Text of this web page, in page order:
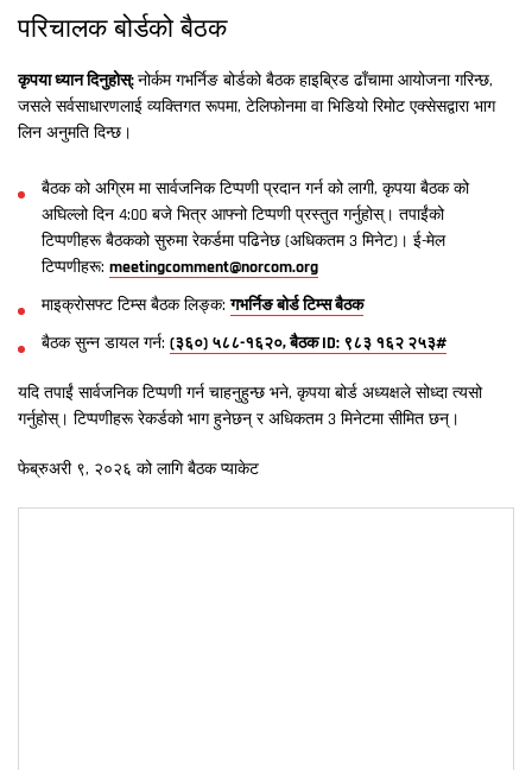
परिचालक बोर्डको बैठक
कृपया ध्यान दिनुहोस्: नोर्कम गभर्निङ बोर्डको बैठक हाइब्रिड ढाँचामा आयोजना गरिन्छ,
जसले सर्वसाधारणलाई व्यक्तिगत रूपमा, टेलिफोनमा वा भिडियो रिमोट एक्सेसद्वारा भाग
लिन अनुमति दिन्छ।
बैठक को अग्रिम मा सार्वजनिक टिप्पणी प्रदान गर्न को लागी, कृपया बैठक को
अघिल्लो दिन 4:00 बजे भित्र आफ्नो टिप्पणी प्रस्तुत गर्नुहोस्। तपाईंको
टिप्पणीहरू बैठकको सुरुमा रेकर्डमा पढिनेछ (अधिकतम 3 मिनेट)। ई-मेल
टिप्पणीहरू: meetingcomment@norcom.org
माइक्रोसफ्ट टिम्स बैठक लिङ्क:गभर्निङ बोर्ड टिम्स बैठक
बैठक सुन्न डायल गर्न: (३६०) ५८८-१६२०, बैठक ID: ९८३ १६२ २५३#
यदि तपाईं सार्वजनिक टिप्पणी गर्न चाहनुहुन्छ भने, कृपया बोर्ड अध्यक्षले सोध्दा त्यसो
गर्नुहोस्। टिप्पणीहरू रेकर्डको भाग हुनेछन् र अधिकतम 3 मिनेटमा सीमित छन्।
फेब्रुअरी ९, २०२६ को लागि बैठक प्याकेट